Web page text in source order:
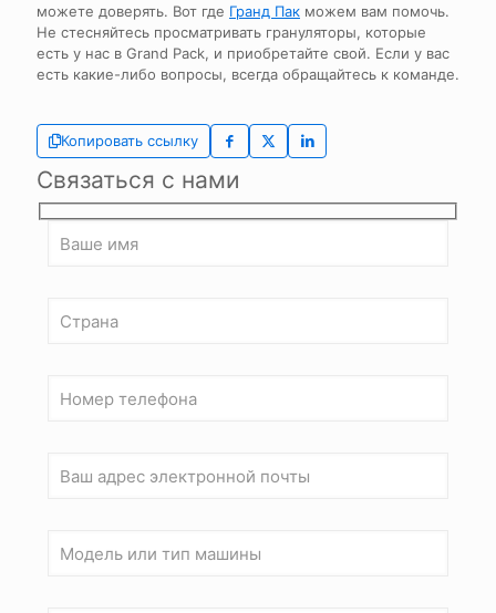
можете доверять. Вот где Гранд Пак можем вам помочь.
Не стесняйтесь просматривать грануляторы, которые
есть у нас в Grand Pack, и приобретайте свой. Если у вас
есть какие-либо вопросы, всегда обращайтесь к команде.
Копировать ссылку
Связаться с нами